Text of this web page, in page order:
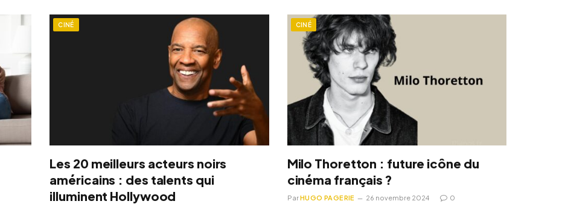
CINÉ
Les 20 meilleurs acteurs noirs
américains : des talents qui
illuminent Hollywood
CINÉ
Milo Thoretton : future icône du
cinéma français ?
ParHUGO PAGERIE 26 novembre 2024 0